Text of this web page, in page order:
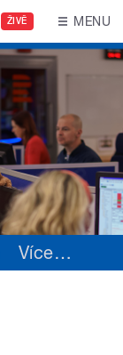
ŽIVĚ MENU
Více…